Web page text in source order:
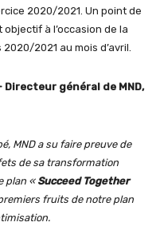
2020/2021. Un point de
à l’occasion de la
2021 au mois d’avril.
général de MND,
MND a su faire preuve de
de sa transformation
plan « Succeed Together
fruits de notre plan